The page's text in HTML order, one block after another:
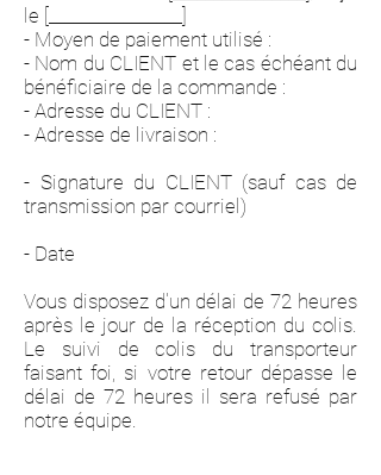
le [________________]
- Moyen de paiement utilisé :
- Nom du CLIENT et le cas échéant du
bénéficiaire de la commande :
- Adresse du CLIENT :
- Adresse de livraison :
- Signature du CLIENT (sauf cas de
transmission par courriel)
- Date
Vous disposez d'un délai de 72 heures
après le jour de la réception du colis.
Le suivi de colis du transporteur
faisant foi, si votre retour dépasse le
délai de 72 heures il sera refusé par
notre équipe.